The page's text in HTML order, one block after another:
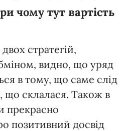
чому тут вартість
стратегій,
видно, що уряд
в тому, що саме слід
що склалася. Також в
прекрасно
позитивний досвід